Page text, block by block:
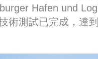
Hafen und
術測試已完成，達